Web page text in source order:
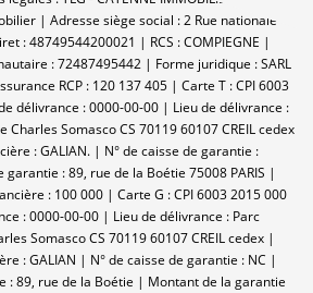
| Adresse siège social : 2 Rue nationale -
: 48749544200021 | RCS : COMPIEGNE |
: 72487495442 | Forme juridique : SARL
RCP : 120 137 405 | Carte T : CPI 6003
délivrance : 0000-00-00 | Lieu de délivrance :
Charles Somasco CS 70119 60107 CREIL cedex
: GALIAN. | N° de caisse de garantie :
: 89, rue de la Boétie 75008 PARIS |
: 100 000 | Carte G : CPI 6003 2015 000
: 0000-00-00 | Lieu de délivrance : Parc
Somasco CS 70119 60107 CREIL cedex |
: GALIAN | N° de caisse de garantie : NC |
: 89, rue de la Boétie | Montant de la garantie